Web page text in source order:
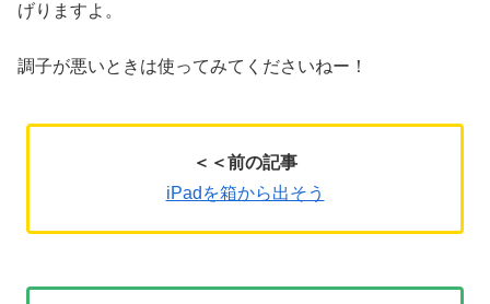
げりますよ。
調子が悪いときは使ってみてくださいねー！
＜＜前の記事
iPadを箱から出そう